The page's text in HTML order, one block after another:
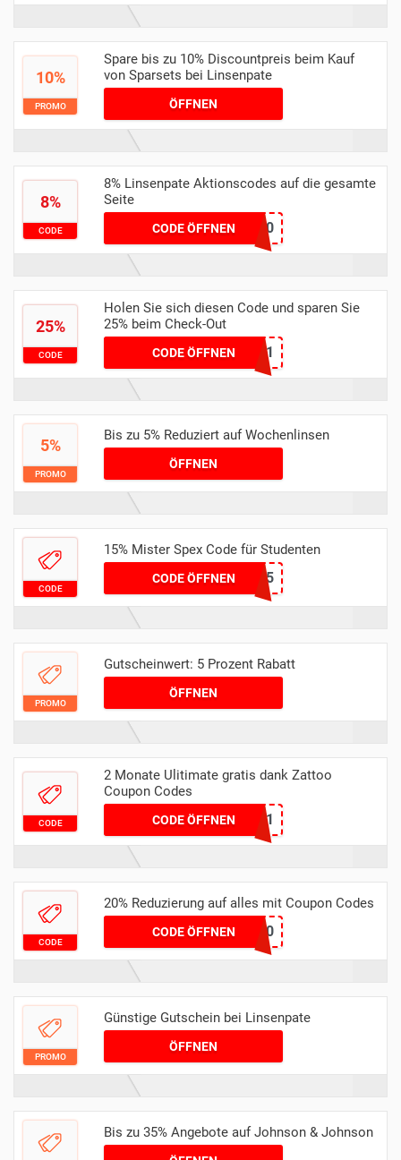
10%
PROMO
Spare bis zu 10% Discountpreis beim Kauf
von Sparsets bei Linsenpate
ÖFFNEN
8%
CODE
8% Linsenpate Aktionscodes auf die gesamte
Seite
CODE ÖFFNEN
8linsenpate10
25%
CODE
Holen Sie sich diesen Code und sparen Sie
25% beim Check-Out
CODE ÖFFNEN 3+1
5%
PROMO
Bis zu 5% Reduziert auf Wochenlinsen
ÖFFNEN
CODE
15% Mister Spex Code für Studenten
CODE ÖFFNEN
205394OTK5
PROMO
Gutscheinwert: 5 Prozent Rabatt
ÖFFNEN
CODE
2 Monate Ulitimate gratis dank Zattoo
Coupon Codes
CODE ÖFFNEN
NETZWELTOKT21
CODE
20% Reduzierung auf alles mit Coupon Codes
CODE ÖFFNENBOOTS20
PROMO
Günstige Gutschein bei Linsenpate
ÖFFNEN
Bis zu 35% Angebote auf Johnson & Johnson